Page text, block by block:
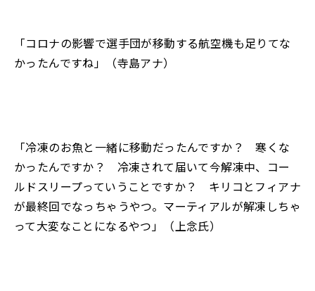
「コロナの影響で選手団が移動する航空機も足りてな
かったんですね」（寺島アナ）
「冷凍のお魚と一緒に移動だったんですか？ 寒くな
かったんですか？ 冷凍されて届いて今解凍中、コー
ルドスリープっていうことですか？ キリコとフィアナ
が最終回でなっちゃうやつ。マーティアルが解凍しちゃ
って大変なことになるやつ」（上念氏）